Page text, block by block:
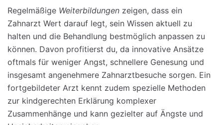
Regelmäßige Weiterbildungen zeigen, dass ein
Zahnarzt Wert darauf legt, sein Wissen aktuell zu
halten und die Behandlung bestmöglich anpassen zu
können. Davon profitierst du, da innovative Ansätze
oftmals für weniger Angst, schnellere Genesung und
insgesamt angenehmere Zahnarztbesuche sorgen. Ein
fortgebildeter Arzt kennt zudem spezielle Methoden
zur kindgerechten Erklärung komplexer
Zusammenhänge und kann gezielter auf Ängste und